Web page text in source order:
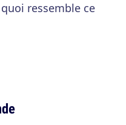
ressemble ce